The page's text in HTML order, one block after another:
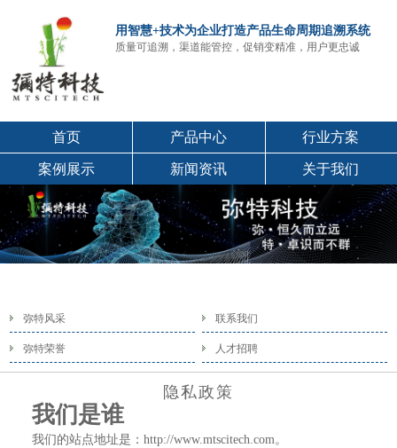
用智慧+技术为企业打造产品生命周期追溯系统
质量可追溯，渠道能管控，促销变精准，用户更忠诚
首页 产品中心 行业方案
案例展示 新闻资讯 关于我们
弥特风采 联系我们
弥特荣誉 人才招聘
隐私政策
我们是谁
我们的站点地址是：http://www.mtscitech.com。